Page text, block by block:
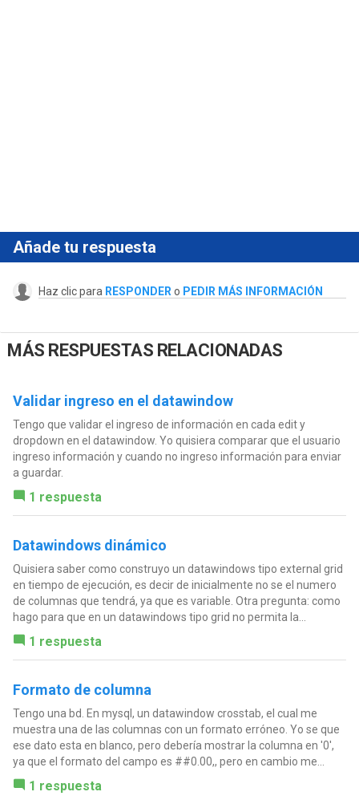
Añade tu respuesta
Haz clic para RESPONDER o PEDIR MÁS INFORMACIÓN
MÁS RESPUESTAS RELACIONADAS
Validar ingreso en el datawindow
Tengo que validar el ingreso de información en cada edit y
dropdown en el datawindow. Yo quisiera comparar que el usuario
ingreso información y cuando no ingreso información para enviar
a guardar.
1 respuesta
Datawindows dinámico
Quisiera saber como construyo un datawindows tipo external grid
en tiempo de ejecución, es decir de inicialmente no se el numero
de columnas que tendrá, ya que es variable. Otra pregunta: como
hago para que en un datawindows tipo grid no permita la...
1 respuesta
Formato de columna
Tengo una bd. En mysql, un datawindow crosstab, el cual me
muestra una de las columnas con un formato erróneo. Yo se que
ese dato esta en blanco, pero debería mostrar la columna en '0',
ya que el formato del campo es ##0.00,, pero en cambio me...
1 respuesta